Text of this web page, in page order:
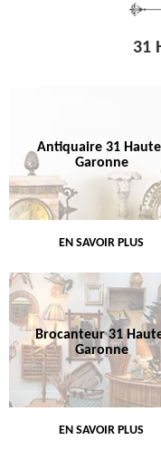
31
Antiquaire 31
Garonne
EN SAVOIR PLUS
Brocanteur 31
Garonne
EN SAVOIR PLUS